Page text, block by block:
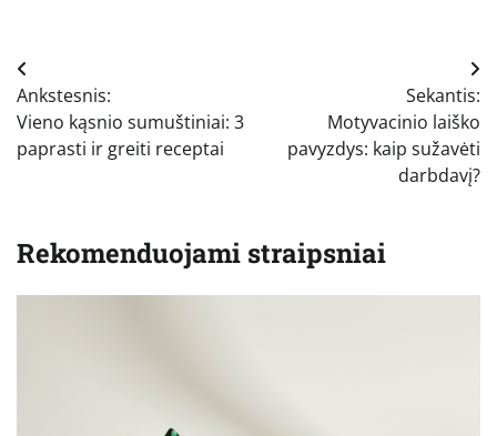
Navigacija
tarp
įrašų
Ankstesnis:
Vieno kąsnio sumuštiniai: 3
paprasti ir greiti receptai
Sekantis:
Motyvacinio laiško
pavyzdys: kaip sužavėti
darbdavį?
Rekomenduojami straipsniai